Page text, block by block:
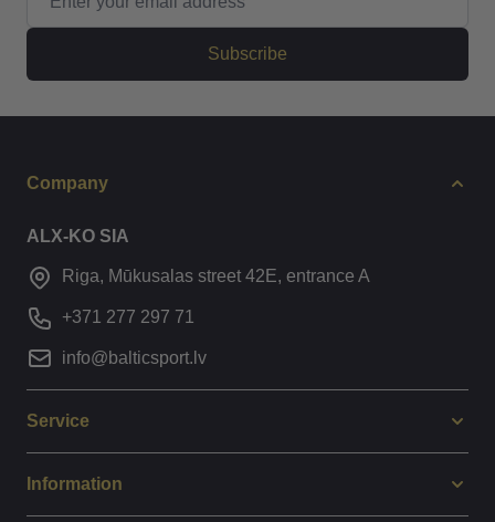
Subscribe
Company
ALX-KO SIA
Riga, Mūkusalas street 42E, entrance A
+371 277 297 71
info@balticsport.lv
Service
Information